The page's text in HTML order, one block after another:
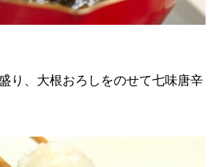
り、大根おろしをのせて七味唐辛